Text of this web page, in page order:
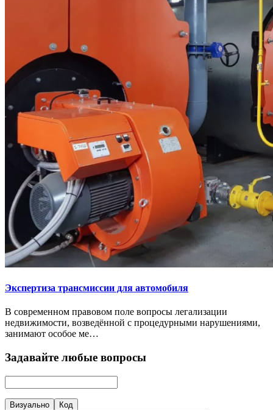
Экспертиза трансмиссии для автомобиля
В современном правовом поле вопросы легализации
недвижимости, возведённой с процедурными нарушениями,
занимают особое ме…
Задавайте любые вопросы
Визуально Код